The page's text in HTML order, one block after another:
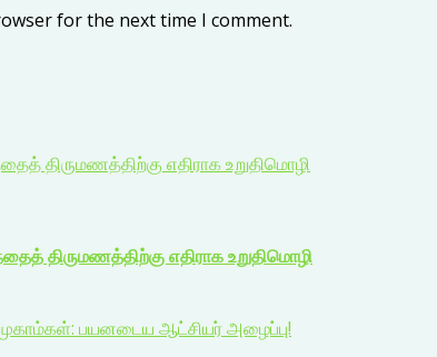
for the next time I comment.
திருமணத்திற்கு எதிராக உறுதிமொழி
திருமணத்திற்கு எதிராக உறுதிமொழி
பயனடைய ஆட்சியர் அழைப்பு!